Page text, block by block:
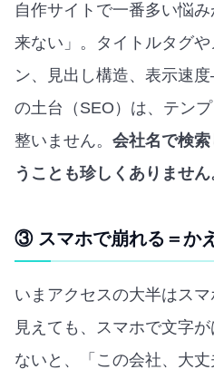
自作サイトで一番多い悩
来ない」。タイトルタグ
ン、見出し構造、表示速
の土台（SEO）は、テン
整いません。 会社名で検
うことも珍しくありません
③ スマホで崩れる＝か
いまアクセスの大半はス
見えても、スマホで文字
ないと、「この会社、大丈